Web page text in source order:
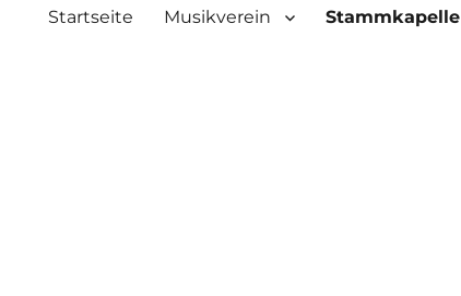
Startseite Musikverein Stammkapelle